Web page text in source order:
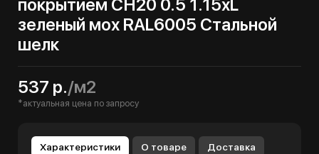
покрытием СН20 0.5 1.15хL
зеленый мох RAL6005 Стальной
шелк
537 р./м2
*актуальная цена по запросу
Характеристики О товаре Доставка